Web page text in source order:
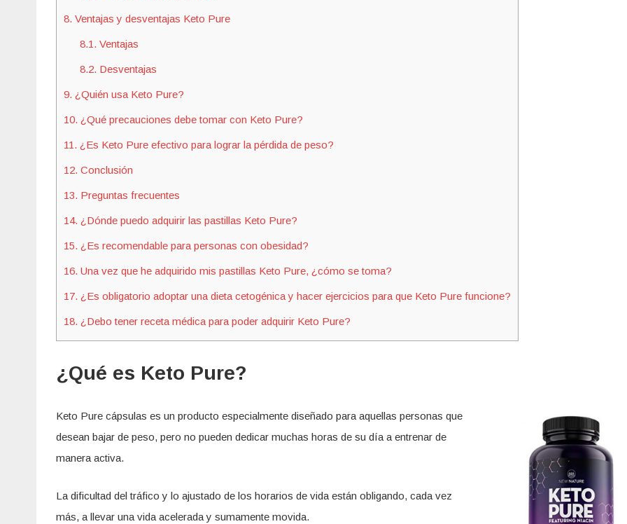
8. Ventajas y desventajas Keto Pure
8.1. Ventajas
8.2. Desventajas
9. ¿Quién usa Keto Pure?
10. ¿Qué precauciones debe tomar con Keto Pure?
11. ¿Es Keto Pure efectivo para lograr la pérdida de peso?
12. Conclusión
13. Preguntas frecuentes
14. ¿Dónde puedo adquirir las pastillas Keto Pure?
15. ¿Es recomendable para personas con obesidad?
16. Una vez que he adquirido mis pastillas Keto Pure, ¿cómo se toma?
17. ¿Es obligatorio adoptar una dieta cetogénica y hacer ejercicios para que Keto Pure funcione?
18. ¿Debo tener receta médica para poder adquirir Keto Pure?
¿Qué es Keto Pure?
Keto Pure cápsulas es un producto especialmente diseñado para aquellas personas que
desean bajar de peso, pero no pueden dedicar muchas horas de su día a entrenar de
manera activa.
La dificultad del tráfico y lo ajustado de los horarios de vida están obligando, cada vez
más, a llevar una vida acelerada y sumamente movida.